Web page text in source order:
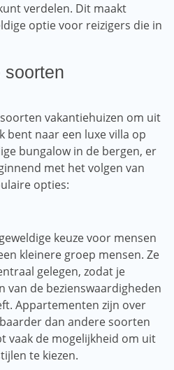
verdelen. Dit maakt
optie voor reizigers die in
soorten
vakantiehuizen om uit
bent naar een luxe villa op
bungalow in de bergen, er
met het volgen van
opties:
keuze voor mensen
kleinere groep mensen. Ze
gelegen, zodat je
van de bezienswaardigheden
Appartementen zijn over
dan andere soorten
vaak de mogelijkheid om uit
te kiezen.